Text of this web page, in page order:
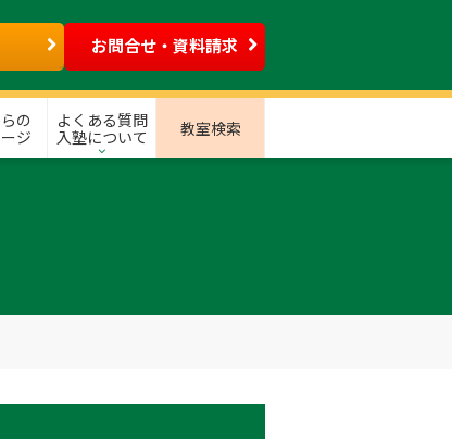
お問合せ・資料請求
の
ジ
よくある質問
入塾について
教室検索